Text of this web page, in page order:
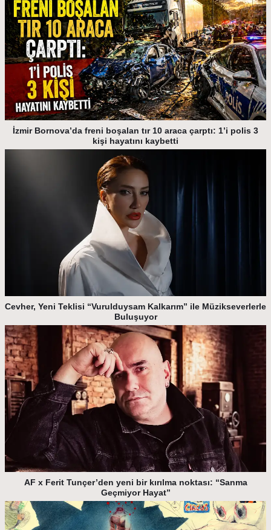
İzmir Bornova’da freni boşalan tır 10 araca çarptı: 1’i polis 3
kişi hayatını kaybetti
Cevher, Yeni Teklisi “Vurulduysam Kalkarım” ile Müzikseverlerle
Buluşuyor
AF x Ferit Tunçer’den yeni bir kırılma noktası: “Sanma
Geçmiyor Hayat”